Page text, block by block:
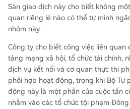
vào tháng 4. Coinbase nhấn mạnh
ng cấp hồ sơ giao dịch vĩnh viễn, là
ích cho điều tra chứ không chỉ bị lợi
Sàn giao dịch này cho biết không
quan riêng lẻ nào có thể tự mình
nhóm này.
Công ty cho biết công việc liên quan
tảng mạng xã hội, tổ chức tài chính,
dịch vụ kết nối và cơ quan thực thi
phối hợp hoạt động, trong khi Bộ Tư
động này là một phần của cuộc tấn
nhằm vào các tổ chức tội phạm Đông